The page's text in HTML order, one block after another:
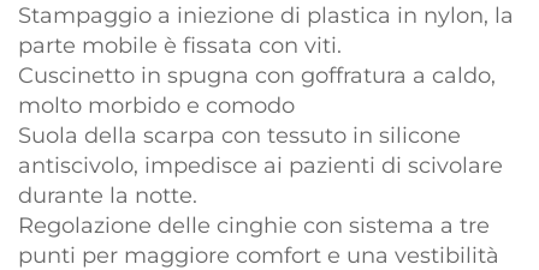
Stampaggio a iniezione di plastica in nylon, la
parte mobile è fissata con viti.
Cuscinetto in spugna con goffratura a caldo,
molto morbido e comodo
Suola della scarpa con tessuto in silicone
antiscivolo, impedisce ai pazienti di scivolare
durante la notte.
Regolazione delle cinghie con sistema a tre
punti per maggiore comfort e una vestibilità